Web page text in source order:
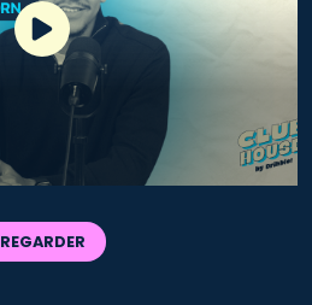
REGARDER